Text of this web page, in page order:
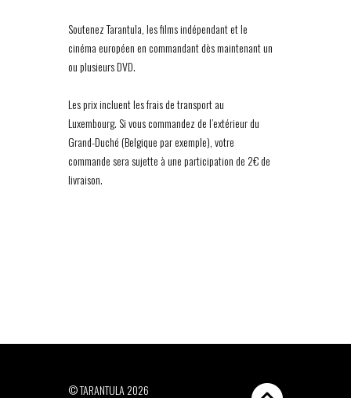
Soutenez Tarantula, les films indépendant et le
cinéma européen en commandant dès maintenant un
ou plusieurs DVD.
Les prix incluent les frais de transport au
Luxembourg. Si vous commandez de l’extérieur du
Grand-Duché (Belgique par exemple), votre
commande sera sujette à une participation de 2€ de
livraison.
© TARANTULA 2026